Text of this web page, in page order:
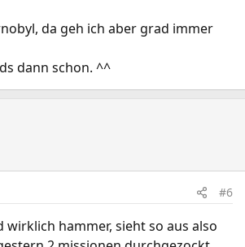
da geh ich aber grad immer
dann schon. ^^
#6
wirklich hammer, sieht so aus also